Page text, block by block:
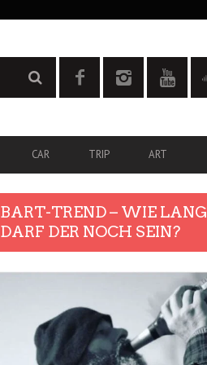
CAR TRIP ART
BART-TREND – WIE LANG
DARF DER NOCH SEIN?